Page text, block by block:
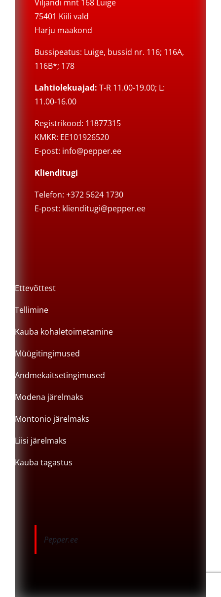
Viljandi mnt 168 Luige
75401 Kiili vald
Harju maakond
Bussipeatus: Luige, bussid nr. 116; 116A,
116B*; 178
Lahtiolekuajad: T-R 11.00-19.00; L:
11.00-16.00
Registrikood: 11877315
KMKR: EE101926520
E-post: info@pepper.ee
Klienditugi
Telefon: +372 5624 1730
E-post: klienditugi@pepper.ee
Ettevõttest
Tellimine
Kauba kohaletoimetamine
Müügitingimused
Andmekaitsetingimused
Modena järelmaks
Montonio järelmaks
Liisi järelmaks
Kauba tagastus
Pepper.ee